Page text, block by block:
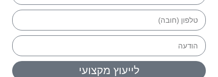
לייעוץ מקצועי